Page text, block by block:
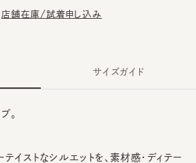
店舗在庫/試着申し込み
。
テイストなシルエットを、素材感・ディテー
サイズガイド